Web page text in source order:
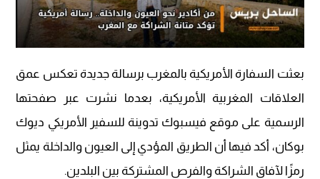
بعثت السفارة الأمريكية بالمغرب برسالة جديدة تعكس عمق
العلاقات المغربية الأمريكية، بعدما نشرت عبر صفحتها
الرسمية على موقع فيسبوك تدوينة للسفير الأمريكي ديوك
بوكان، أكد فيها أن الطريق المؤدي إلى العيون والداخلة يمثل
رمزًا لآفاق الشراكة والفرص المشتركة بين البلدين.